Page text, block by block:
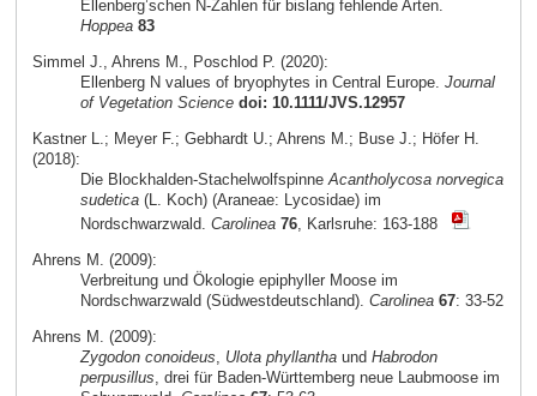
Ellenberg’schen N-Zahlen für bislang fehlende Arten.
Hoppea 83
Simmel J., Ahrens M., Poschlod P. (2020):
Ellenberg N values of bryophytes in Central Europe. Journal
of Vegetation Science doi: 10.1111/JVS.12957
Kastner L.; Meyer F.; Gebhardt U.; Ahrens M.; Buse J.; Höfer H.
(2018):
Die Blockhalden-StachelwolfspinneAcantholycosa norvegica
sudetica(L. Koch) (Araneae: Lycosidae) im
Nordschwarzwald. Carolinea 76, Karlsruhe: 163-188
Ahrens M. (2009):
Verbreitung und Ökologie epiphyller Moose im
Nordschwarzwald (Südwestdeutschland). Carolinea 67: 33-52
Ahrens M. (2009):
Zygodon conoideus
Ulota phyllanthaund Habrodon
perpusillus , drei für Baden-Württemberg neue Laubmoose im